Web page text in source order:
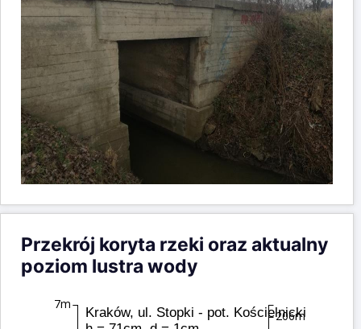
Przekrój koryta rzeki oraz aktualny
poziom lustra wody
7m
206m
Kraków, ul. Stopki - pot. Kościelnicki